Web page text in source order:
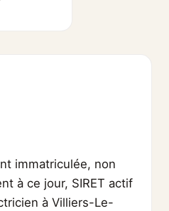
immatriculée, non
à ce jour, SIRET actif
à Villiers-Le-